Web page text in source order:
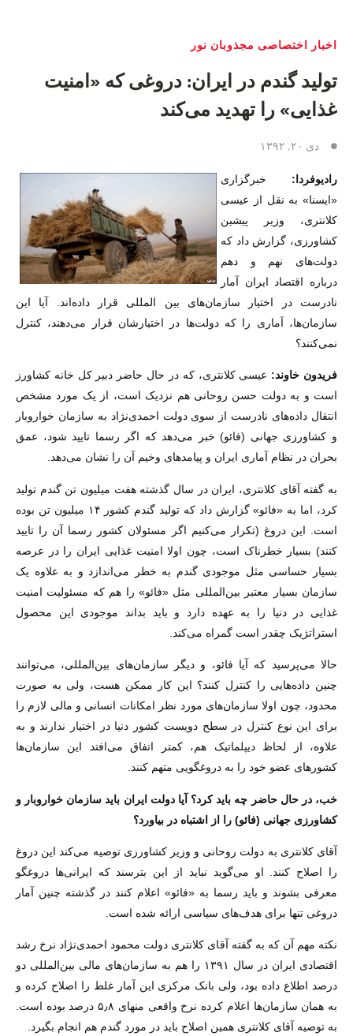
اخبار اختصاصی مجذوبان نور
تولید گندم در ایران: دروغی که «امنیت
غذایی» را تهدید می‌کند
دی ۲۰, ۱۳۹۲
رادیوفردا: خبرگزاری
«ایسنا» به نقل از عیسی
کلانتری، وزیر پیشین
کشاورزی، گزارش داد که
دولت‌های نهم و دهم
درباره اقتصاد ایران آمار
نادرست در اختیار سازمان‌های بین المللی قرار داده‌اند. آیا این
سازمان‌ها، آماری را که دولت‌ها در اختیارشان قرار می‌دهند، کنترل
نمی‌کنند؟
فریدون خاوند: عیسی کلانتری، که در حال حاضر دبیر کل خانه کشاورز
است و به دولت حسن روحانی هم نزدیک است، از یک مورد مشخص
انتقال داده‌های نادرست از سوی دولت احمدی‌نژاد به سازمان خواروبار
و کشاورزی جهانی (فائو) خبر می‌دهد که اگر رسما تایید شود، عمق
بحران در نظام آماری ایران و پیامد‌های وخیم آن را نشان می‌دهد.
به گفته آقای کلانتری، ایران در سال گذشته هفت میلیون تن گندم تولید
کرد، اما به «فائو» گزارش داد که تولید گندم کشور ۱۴ میلیون تن بوده
است. این دروغ (تکرار می‌کنیم اگر مسئولان کشور رسما آن را تایید
کنند) بسیار خطرناک است، چون اولا امنیت غذایی ایران را در عرصه
بسیار حساسی مثل موجودی گندم به خطر می‌اندازد و به علاوه یک
سازمان بسیار معتبر بین‌المللی مثل «فائو» را هم که مسئولیت امنیت
غذایی در دنیا را به عهده دارد و باید بداند موجودی این محصول
استراتژیک چقدر است گمراه می‌کند.
حالا می‌پرسید که آیا فائو، و دیگر سازمان‌های بین‌المللی، می‌توانند
چنین داده‌هایی را کنترل کنند؟ این کار ممکن هست، ولی به صورت
محدود، چون اولا سازمان‌های مورد نظر امکانات انسانی و مالی لازم را
برای این نوع کنترل در سطح دویست کشور دنیا در اختیار ندارند و به
علاوه، از لحاظ دیپلماتیک هم، کمتر اتفاق می‌افتد این سازمان‌ها
کشور‌های عضو خود را به دروغگویی متهم کنند.
خب، در حال حاضر چه باید کرد؟ آیا دولت ایران باید سازمان خواروبار و
کشاورزی جهانی (فائو) را از اشتباه در بیاورد؟
آقای کلانتری به دولت روحانی و وزیر کشاورزی توصیه می‌کند این دروغ
را اصلاح کنند. او می‌گوید نباید از این بترسند که ایرانی‌ها دروغگو
معرفی بشوند و باید رسما به «فائو» اعلام کنند در گذشته چنین آمار
دروغی تنها برای هدف‌های سیاسی ارائه شده است.
نکته مهم آن که به گفته آقای کلانتری دولت محمود احمدی‌نژاد نرخ رشد
اقتصادی ایران در سال ۱۳۹۱ را هم به سازمان‌های مالی بین‌المللی دو
درصد اطلاع داده بود، ولی بانک مرکزی این آمار غلط را اصلاح کرده و
به همان سازمان‌ها اعلام کرده نرخ واقعی منهای ۵٫۸ درصد بوده است.
به توصیه آقای کلانتری همین اصلاح باید در مورد گندم هم انجام بگیرد.